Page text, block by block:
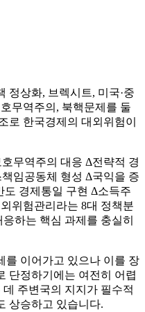
정상화, 브렉시트, 미국·중
무역주의, 북핵문제를 둘
로 한국경제의 대외위험이
무역주의 대응 Δ전략적 경
임공동체 형성 Δ국익을 증
도 경제통일 구현 Δ소득주
위험관리라는 8대 정책분
하는 핵심 과제를 충실히
를 이어가고 있으나 이를 장
단정하기에는 여전히 어렵
주변국의 지지가 필수적
상승하고 있습니다.